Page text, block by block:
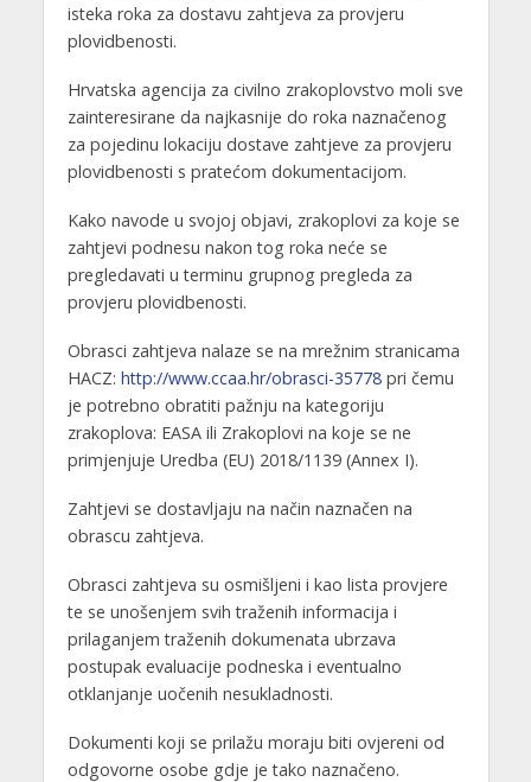
isteka roka za dostavu zahtjeva za provjeru
plovidbenosti.
Hrvatska agencija za civilno zrakoplovstvo moli sve
zainteresirane da najkasnije do roka naznačenog
za pojedinu lokaciju dostave zahtjeve za provjeru
plovidbenosti s pratećom dokumentacijom.
Kako navode u svojoj objavi, zrakoplovi za koje se
zahtjevi podnesu nakon tog roka neće se
pregledavati u terminu grupnog pregleda za
provjeru plovidbenosti.
Obrasci zahtjeva nalaze se na mrežnim stranicama
HACZ: http://www.ccaa.hr/obrasci-35778pri čemu
je potrebno obratiti pažnju na kategoriju
zrakoplova: EASA ili Zrakoplovi na koje se ne
primjenjuje Uredba (EU) 2018/1139 (Annex I).
Zahtjevi se dostavljaju na način naznačen na
obrascu zahtjeva.
Obrasci zahtjeva su osmišljeni i kao lista provjere
te se unošenjem svih traženih informacija i
prilaganjem traženih dokumenata ubrzava
postupak evaluacije podneska i eventualno
otklanjanje uočenih nesukladnosti.
Dokumenti koji se prilažu moraju biti ovjereni od
odgovorne osobe gdje je tako naznačeno.